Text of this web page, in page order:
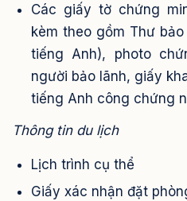
Các giấy tờ chứng
kèm theo gồm Thư
tiếng Anh), photo
người bảo lãnh, giấy
tiếng Anh công chứng
Thông tin du lịch
Lịch trình cụ thể
Giấy xác nhận đặt